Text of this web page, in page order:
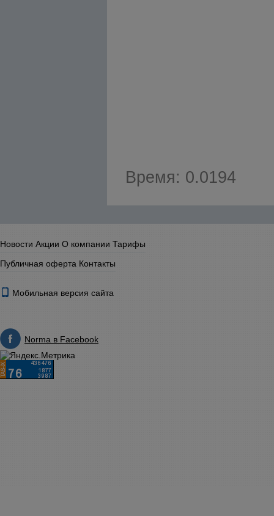
Время: 0.0194
Новости Акции О компании Тарифы
Публичная оферта Контакты
Мобильная версия сайта
Norma в Facebook